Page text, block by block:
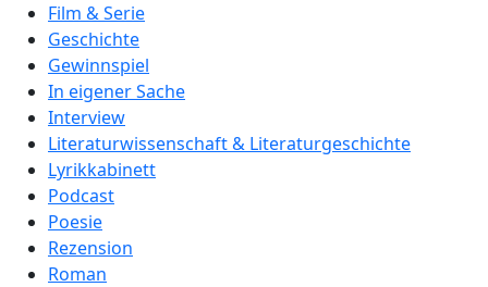
Film & Serie
Geschichte
Gewinnspiel
In eigener Sache
Interview
Literaturwissenschaft & Literaturgeschichte
Lyrikkabinett
Podcast
Poesie
Rezension
Roman